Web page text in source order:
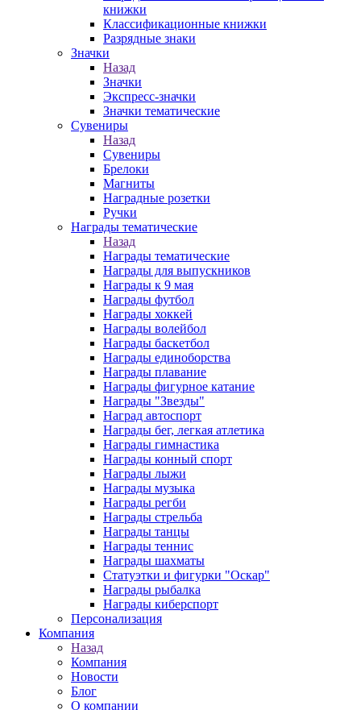
книжки
Классификационные книжки
Разрядные знаки
Значки
Назад
Значки
Экспресс-значки
Значки тематические
Сувениры
Назад
Сувениры
Брелоки
Магниты
Наградные розетки
Ручки
Награды тематические
Назад
Награды тематические
Награды для выпускников
Награды к 9 мая
Награды футбол
Награды хоккей
Награды волейбол
Награды баскетбол
Награды единоборства
Награды плавание
Награды фигурное катание
Награды "Звезды"
Наград автоспорт
Награды бег, легкая атлетика
Награды гимнастика
Награды конный спорт
Награды лыжи
Награды музыка
Награды регби
Награды стрельба
Награды танцы
Награды теннис
Награды шахматы
Статуэтки и фигурки "Оскар"
Награды рыбалка
Награды киберспорт
Персонализация
Компания
Назад
Компания
Новости
Блог
О компании